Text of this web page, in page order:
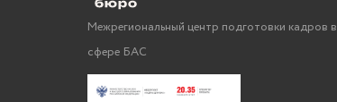
Межрегиональный центр подготовки кадров в
сфере БАС